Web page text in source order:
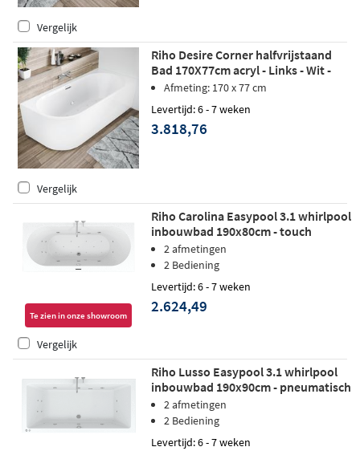
Vergelijk
Riho Desire Corner halfvrijstaand
Bad 170X77cm acryl - Links - Wit -
Sparkle Mood
Afmeting: 170 x 77 cm
Levertijd: 6 - 7 weken
3.818,76
Vergelijk
Te zien in onze showroom
Riho Carolina Easypool 3.1 whirlpool
inbouwbad 190x80cm - touch
2 afmetingen
2 Bediening
Levertijd: 6 - 7 weken
2.624,49
Vergelijk
Riho Lusso Easypool 3.1 whirlpool
inbouwbad 190x90cm - pneumatisch
2 afmetingen
2 Bediening
Levertijd: 6 - 7 weken